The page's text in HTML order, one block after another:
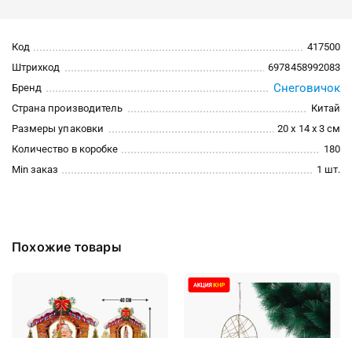
Код
417500
Штрихкод
6978458992083
Бренд
Снеговичок
Страна производитель
Китай
Размеры упаковки
20 x 14 x 3 см
Количество в коробке
180
Min заказ
1 шт.
Похожие товары